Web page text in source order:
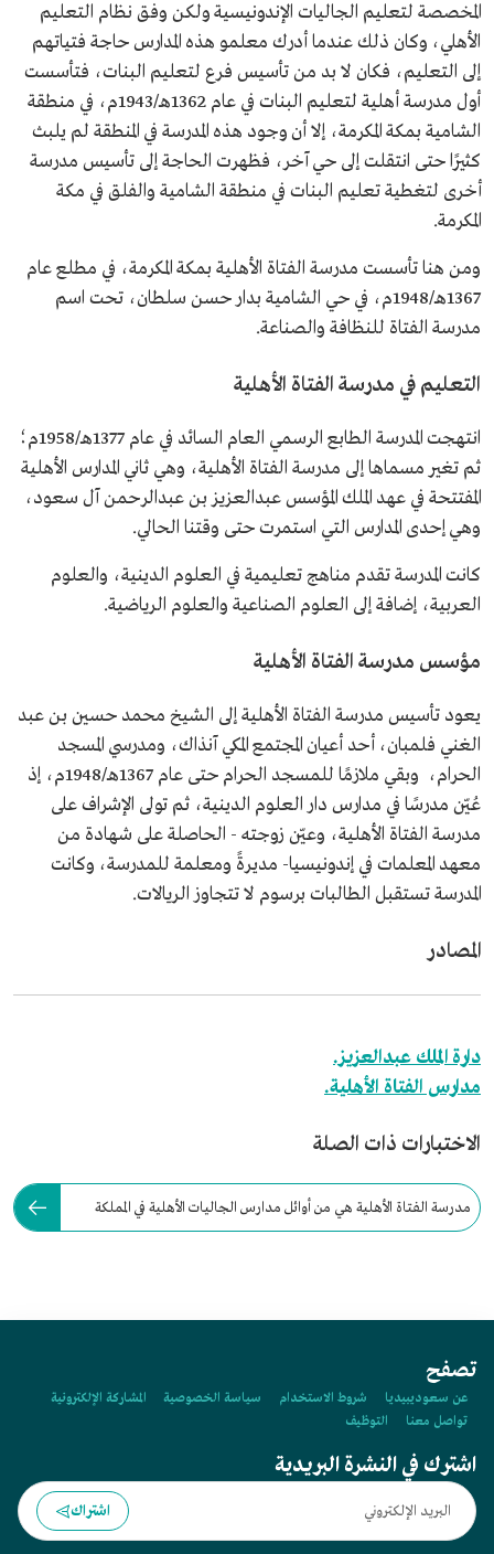
المخصصة لتعليم الجاليات الإندونيسية ولكن وفق نظام التعليم
الأهلي، وكان ذلك عندما أدرك معلمو هذه المدارس حاجة فتياتهم
إلى التعليم، فكان لا بد من تأسيس فرع لتعليم البنات، فتأسست
أول مدرسة أهلية لتعليم البنات في عام 1362هـ/1943م، في منطقة
الشامية بمكة المكرمة، إلا أن وجود هذه المدرسة في المنطقة لم يلبث
كثيرًا حتى انتقلت إلى حي آخر، فظهرت الحاجة إلى تأسيس مدرسة
أخرى لتغطية تعليم البنات في منطقة الشامية والفلق في مكة
المكرمة.
ومن هنا تأسست مدرسة الفتاة الأهلية بمكة المكرمة، في مطلع عام
1367هـ/1948م، في حي الشامية بدار حسن سلطان، تحت اسم
مدرسة الفتاة للنظافة والصناعة.
التعليم في مدرسة الفتاة الأهلية
انتهجت المدرسة الطابع الرسمي العام السائد في عام 1377هـ/1958م؛
ثم تغير مسماها إلى مدرسة الفتاة الأهلية، وهي ثاني المدارس الأهلية
المفتتحة في عهد الملك المؤسس عبدالعزيز بن عبدالرحمن آل سعود،
وهي إحدى المدارس التي استمرت حتى وقتنا الحالي.
كانت المدرسة تقدم مناهج تعليمية في العلوم الدينية، والعلوم
العربية، إضافة إلى العلوم الصناعية والعلوم الرياضية.
مؤسس مدرسة الفتاة الأهلية
يعود تأسيس مدرسة الفتاة الأهلية إلى الشيخ محمد حسين بن عبد
الغني فلمبان، أحد أعيان المجتمع المكي آنذاك، ومدرسي المسجد
الحرام، وبقي ملازمًا للمسجد الحرام حتى عام 1367هـ/1948م، إذ
عُيّن مدرسًا في مدارس دار العلوم الدينية، ثم تولى الإشراف على
مدرسة الفتاة الأهلية، وعيّن زوجته - الحاصلة على شهادة من
معهد المعلمات في إندونيسيا- مديرةً ومعلمة للمدرسة، وكانت
المدرسة تستقبل الطالبات برسوم لا تتجاوز الريالات.
المصادر
دارة الملك عبدالعزيز.
مدارس الفتاة الأهلية.
الاختبارات ذات الصلة
مدرسة الفتاة الأهلية هي من أوائل مدارس الجاليات الأهلية في المملكة
تصفح
عن سعوديبيديا شروط الاستخدام سياسة الخصوصية
المشاركة الإلكترونية
تواصل معنا
التوظيف
اشترك في النشرة البريدية
اشتراك